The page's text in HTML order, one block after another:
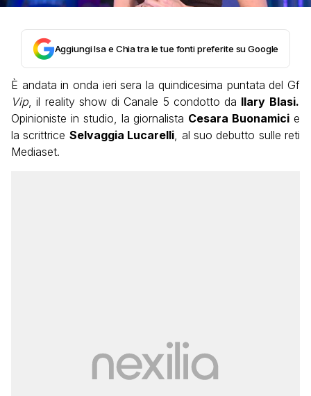
Aggiungi Isa e Chia tra le tue fonti preferite su Google
È andata in onda ieri sera la quindicesima puntata del Gf
Vip, il reality show di Canale 5 condotto da Ilary Blasi.
Opinioniste in studio, la giornalista Cesara Buonamici e
la scrittrice Selvaggia Lucarelli, al suo debutto sulle reti
Mediaset.